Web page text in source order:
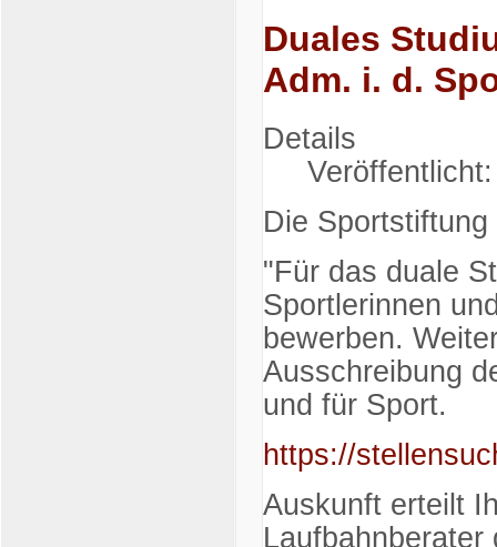
Duales
Adm. i. d.
Details
Die
"Für das duale
Sportlerinnen
bewerben.
Ausschreibung
und für Sport.
https://
Auskunft erteilt